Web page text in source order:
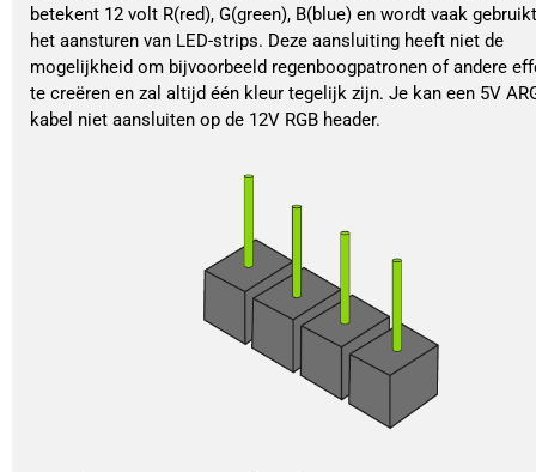
betekent 12 volt R(red), G(green), B(blue) en wordt vaak
het aansturen van LED-strips. Deze aansluiting heeft niet de
mogelijkheid om bijvoorbeeld regenboogpatronen of andere
te creëren en zal altijd één kleur tegelijk zijn. Je kan een 5V
kabel niet aansluiten op de 12V RGB header.